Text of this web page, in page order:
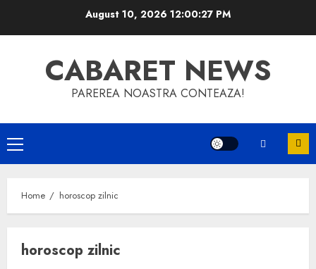
August 10, 2026 12:00:28 PM
CABARET NEWS
PAREREA NOASTRA CONTEAZA!
Primary
Menu
Home horoscop zilnic
horoscop zilnic